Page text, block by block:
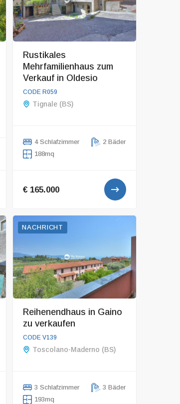
Villa mit Panoramablick in
Toscolano
Rustikales
Mehrfamilienhaus zum
Verkauf in Oldesio
CODE R059
Tignale (BS)
4 Schlafzimmer
2 Bäder
188mq
€ 165.000
NACHRICHT
Reihenendhaus in Gaino
zu verkaufen
CODE V139
Toscolano-Maderno (BS)
3 Schlafzimmer
3 Bäder
193mq